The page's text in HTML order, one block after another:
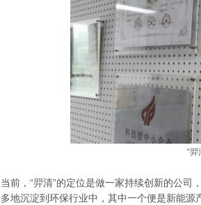
“
当前，“羿清”的定位是做一家持续创新的公
多地沉淀到环保行业中，其中一个便是新能